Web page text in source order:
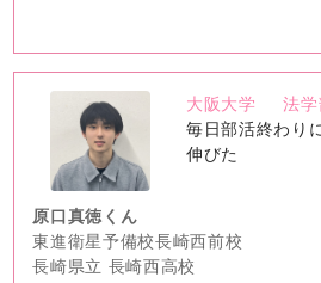
no
image
大阪大学
法
毎日部活終わり
伸びた
原口真徳くん
東進衛星予備校長崎西前校
長崎県立 長崎西高校